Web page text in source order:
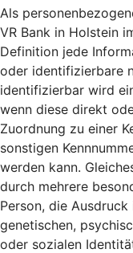
Als
VR Bank in Holstein
Definition jede
oder identifizierbare
identifizierbar wird
wenn diese direkt
Zuordnung zu einer
sonstigen
werden kann.
durch mehrere
Person, die
genetischen,
oder sozialen